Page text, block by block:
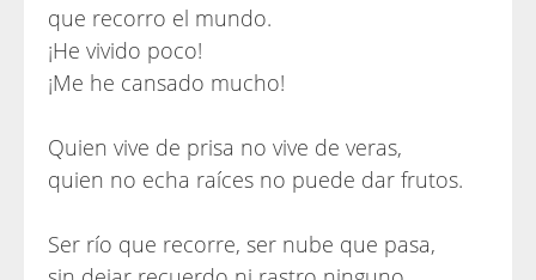
que recorro el mundo.
¡He vivido poco!
¡Me he cansado mucho!
Quien vive de prisa no vive de veras,
quien no echa raíces no puede dar frutos.
Ser río que recorre, ser nube que pasa,